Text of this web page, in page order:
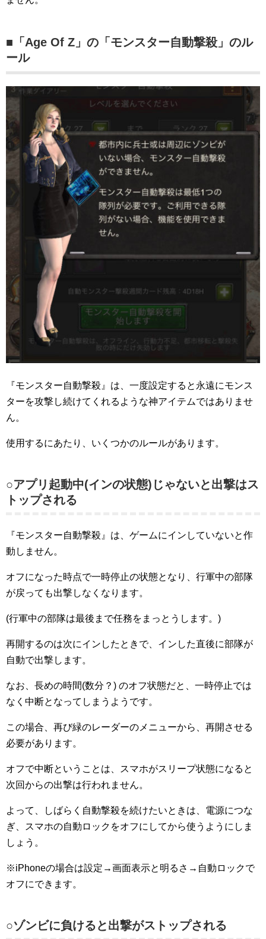
■「Age Of Z」の「モンスター自動撃殺」のル
ール
『モンスター自動撃殺』は、一度設定すると永遠にモンス
ターを攻撃し続けてくれるような神アイテムではありませ
ん。
使用するにあたり、いくつかのルールがあります。
○アプリ起動中(インの状態)じゃないと出撃はス
トップされる
『モンスター自動撃殺』は、ゲームにインしていないと作
動しません。
オフになった時点で一時停止の状態となり、行軍中の部隊
が戻っても出撃しなくなります。
(行軍中の部隊は最後まで任務をまっとうします。)
再開するのは次にインしたときで、インした直後に部隊が
自動で出撃します。
なお、長めの時間(数分？) のオフ状態だと、一時停止では
なく中断となってしまうようです。
この場合、再び緑のレーダーのメニューから、再開させる
必要があります。
オフで中断ということは、スマホがスリープ状態になると
次回からの出撃は行われません。
よって、しばらく自動撃殺を続けたいときは、電源につな
ぎ、スマホの自動ロックをオフにしてから使うようにしま
しょう。
※iPhoneの場合は設定→画面表示と明るさ→自動ロックで
オフにできます。
○ゾンビに負けると出撃がストップされる